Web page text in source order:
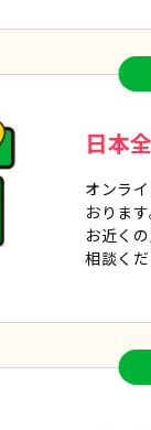
日本
オンラ
おります
お近く
相談くだ